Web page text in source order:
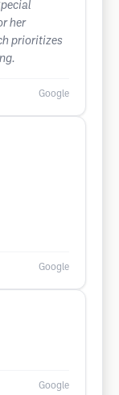
her
prioritizes
Google
Google
Google